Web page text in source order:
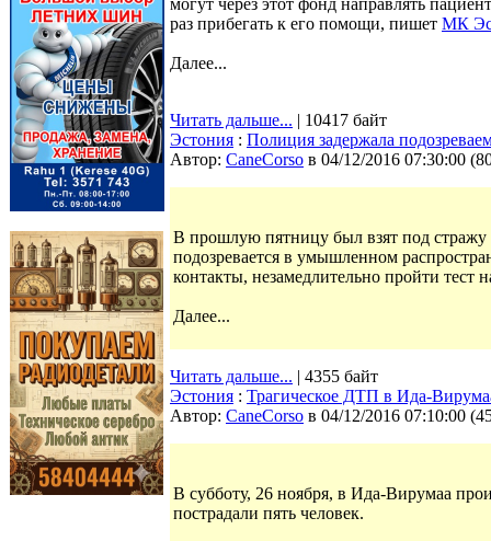
могут через этот фонд направлять
раз прибегать к его помощи, пишет МК
Далее...
Читать дальше... | 10417 байт
Эстония : Полиция задержала
Автор: CaneCorso в 04/12/2016 07:30:00 (
В прошлую пятницу был взят под
подозревается в умышленном
контакты, незамедлительно пройти
Далее...
Читать дальше... | 4355 байт
Эстония : Трагическое ДТП в Ида-
Автор: CaneCorso в 04/12/2016 07:10:00 (
В субботу, 26 ноября, в Ида-Вирумаа
пострадали пять человек.